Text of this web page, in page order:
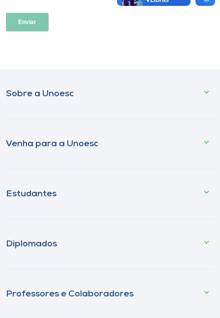
Sobre a Unoesc
Venha para a Unoesc
Estudantes
Diplomados
Professores e Colaboradores